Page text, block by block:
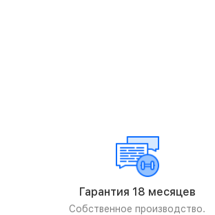
Гарантия 18 месяцев
Собственное производство.